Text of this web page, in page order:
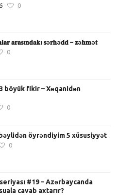
0
𝐚𝐫𝐚𝐬ı𝐧𝐝𝐚𝐤ı 𝐬ə𝐫𝐡ə𝐝𝐝 – 𝐳ə𝐡𝐦ə𝐭
0
böyük fikir – Xəqanidən
0
öyrəndiyim 5 xüsusiyyət
0
#19 – Azərbaycanda
cavab axtarır?